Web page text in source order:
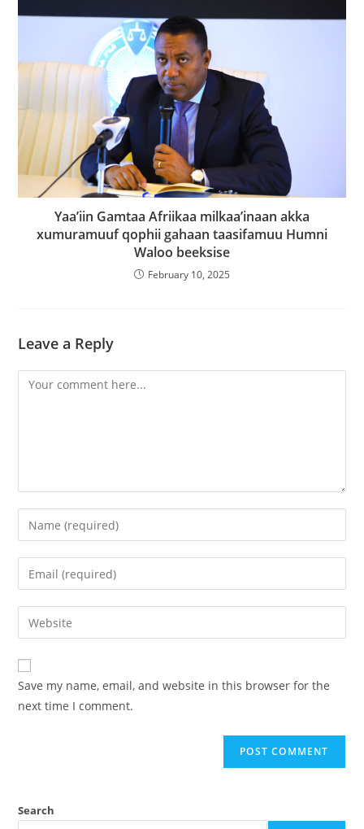
Yaa’iin Gamtaa Afriikaa milkaa’inaan akka
xumuramuuf qophii gahaan taasifamuu Humni
Waloo beeksise
February 10, 2025
Leave a Reply
Save my name, email, and website in this browser for the
next time I comment.
Search